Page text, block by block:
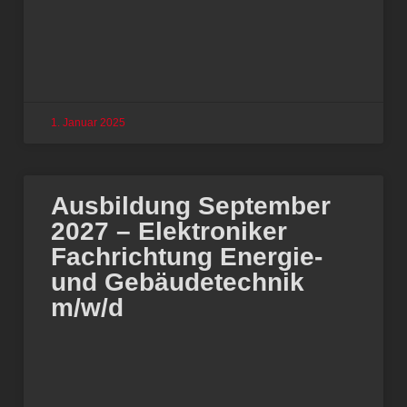
1. Januar 2025
Ausbildung September
2027 – Elektroniker
Fachrichtung Energie-
und Gebäudetechnik
m/w/d